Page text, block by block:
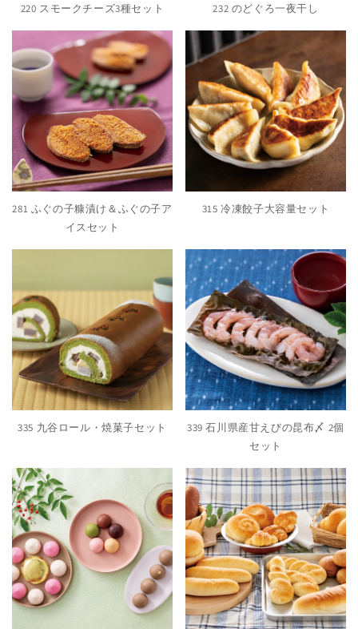
220 スモークチーズ3種セット 232 のどぐろ一夜干し
281 ふぐの子糠漬け＆ふぐの子ア
イスセット
315 冷凍餃子大容量セット
335 九谷ロール・焼菓子セット
339 石川県産甘えびの昆布〆 2個
セット